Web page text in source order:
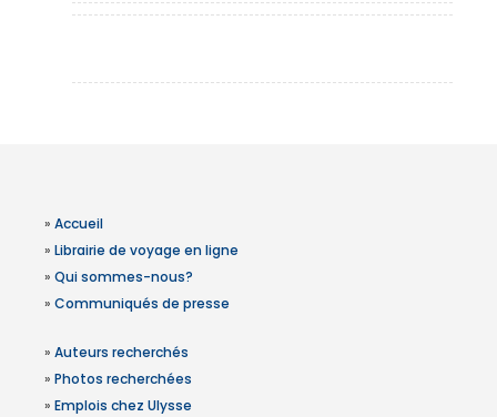
» Accueil
» Librairie de voyage en ligne
» Qui sommes-nous?
» Communiqués de presse
» Auteurs recherchés
» Photos recherchées
» Emplois chez Ulysse